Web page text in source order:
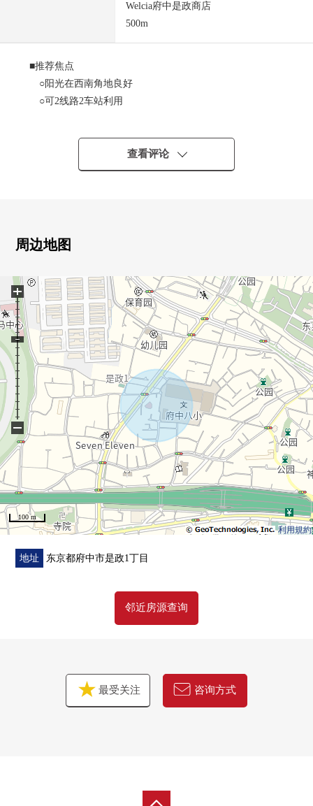
Welcia府中是政商店
500m
■推荐焦点
○阳光在西南角地良好
○可2线路2车站利用
京王线"东府中"车站步行14分钟
0在有建筑条件的待售土地，没有。
能在喜欢的House厂商建造。
需讨论。
・虽然是否是否"出售是以前买房是以前"想重新购买可是不
知道是否最好开始什么。
・想把握拥有房地产的行情。
・因为剩下自己的家的住宅贷款所以想谈无勉强的资金计
划。
同顾客的情形相适应，合计，从住在的买房到出售，支
援。
首先，在免费热线，请命令拥有房地产的概要。
"免费评估的申请"是免费热线0120-554-979
详细的，到负责如有意向，请跟我们联系。
查看评论
周边地图
利用規約
100 m
+
−
地址 东京都府中市是政1丁目
邻近房源查询
最受关注 咨询方式